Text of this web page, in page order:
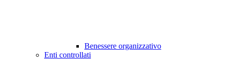
Benessere organizzativo
Enti controllati